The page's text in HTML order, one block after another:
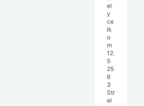
el
y
ce
lk
o
m
12.
5
25
6
3
Str
el